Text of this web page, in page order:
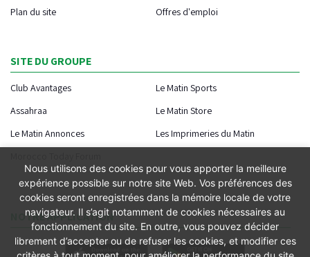
Plan du site
Offres d'emploi
SITE DU GROUPE
Club Avantages
Le Matin Sports
Assahraa
Le Matin Store
Le Matin Annonces
Les Imprimeries du Matin
NOTRE APPLICATION
Nous utilisons des cookies pour vous apporter la meilleure
expérience possible sur notre site Web. Vos préférences des
cookies seront enregistrées dans la mémoire locale de votre
navigateur. Il s’agit notamment de cookies nécessaires au
fonctionnement du site. En outre, vous pouvez décider
librement d’accepter ou de refuser les cookies, et modifier ces